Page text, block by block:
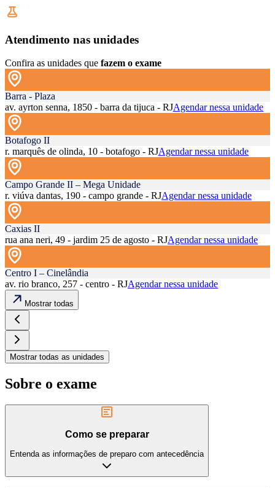
Atendimento nas unidades
Confira as unidades que fazem o exame
Barra - Plaza
av. ayrton senna, 1850 - barra da tijuca - RJAgendar nessa unidade
Botafogo II
r. marquês de olinda, 10 - botafogo - RJAgendar nessa unidade
Campo Grande II – Mega Unidade
r. viúva dantas, 190 - campo grande - RJAgendar nessa unidade
Caxias II
rua ana neri, 49 - jardim 25 de agosto - RJAgendar nessa unidade
Centro I – Cinelândia
av. rio branco, 257 - centro - RJAgendar nessa unidade
Mostrar todas
Mostrar todas as unidades
Sobre o exame
Como se preparar
Entenda as informações de preparo com antecedência